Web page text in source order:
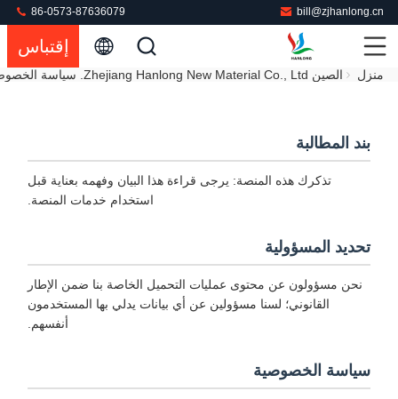
bill@zjhanlong.cn
86-0573-87636079
إقتباس
منزل الصين Zhejiang Hanlong New Material Co., Ltd. سياسة الخصوصية
بند المطالبة
تذكرك هذه المنصة: يرجى قراءة هذا البيان وفهمه بعناية قبل
استخدام خدمات المنصة.
تحديد المسؤولية
نحن مسؤولون عن محتوى عمليات التحميل الخاصة بنا ضمن الإطار
القانوني؛ لسنا مسؤولين عن أي بيانات يدلي بها المستخدمون
أنفسهم.
سياسة الخصوصية